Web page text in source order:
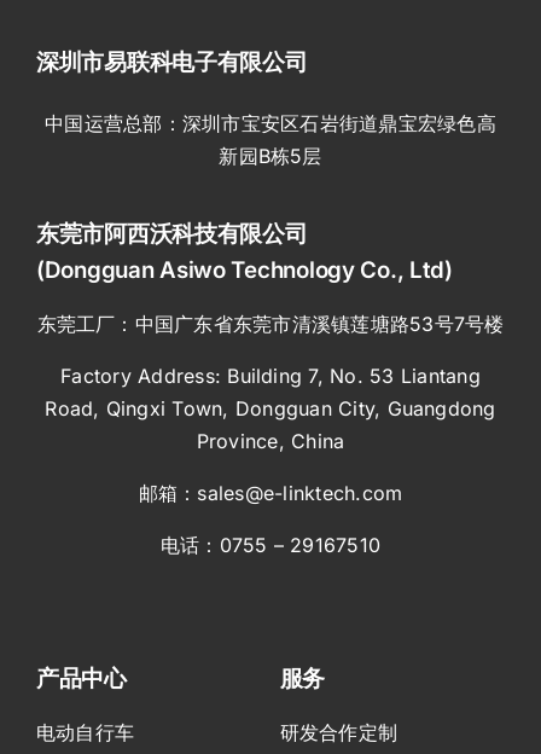
深圳市易联科电子有限公司
中国运营总部：深圳市宝安区石岩街道鼎宝宏绿色高
新园B栋5层
东莞市阿西沃科技有限公司
(Dongguan Asiwo Technology Co., Ltd)
东莞工厂：中国广东省东莞市清溪镇莲塘路53号7号楼
Factory Address: Building 7, No. 53 Liantang
Road, Qingxi Town, Dongguan City, Guangdong
Province, China
邮箱：sales@e-linktech.com
电话：0755 – 29167510
产品中心
电动自行车
服务
研发合作定制